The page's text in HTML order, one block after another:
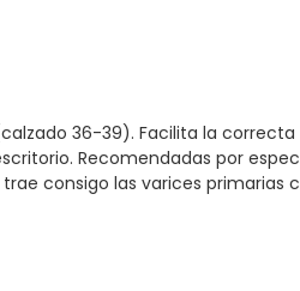
36-39). Facilita la
Recomendadas por
consigo las varices